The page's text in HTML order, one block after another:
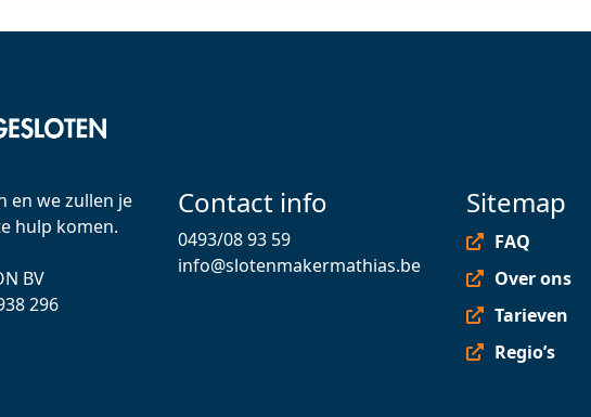
en we zullen je
hulp komen.
BV
296
Contact info
0493/08 93 59
info@slotenmakermathias.be
Sitemap
FAQ
Over ons
Tarieven
Regio’s